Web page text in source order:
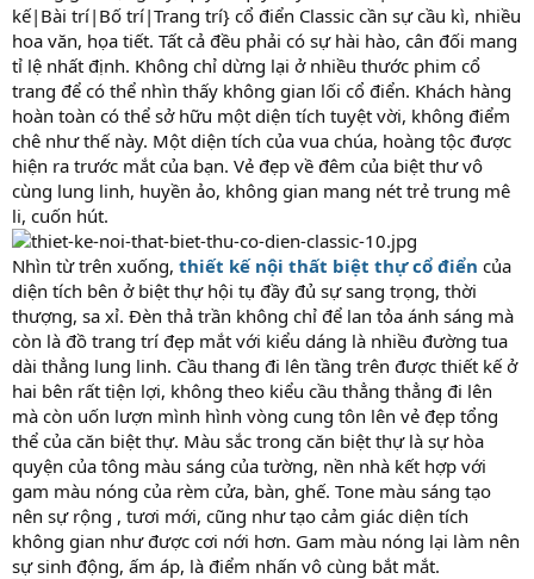
kế|Bài trí|Bố trí|Trang trí} cổ điển Classic cần sự cầu kì, nhiều
hoa văn, họa tiết. Tất cả đều phải có sự hài hào, cân đối mang
tỉ lệ nhất định. Không chỉ dừng lại ở nhiều thước phim cổ
trang để có thể nhìn thấy không gian lối cổ điển. Khách hàng
hoàn toàn có thể sở hữu một diện tích tuyệt vời, không điểm
chê như thế này. Một diện tích của vua chúa, hoàng tộc được
hiện ra trước mắt của bạn. Vẻ đẹp về đêm của biệt thư vô
cùng lung linh, huyền ảo, không gian mang nét trẻ trung mê
li, cuốn hút.
Nhìn từ trên xuống, thiết kế nội thất biệt thự cổ điển của
diện tích bên ở biệt thự hội tụ đầy đủ sự sang trọng, thời
thượng, sa xỉ. Đèn thả trần không chỉ để lan tỏa ánh sáng mà
còn là đồ trang trí đẹp mắt với kiểu dáng là nhiều đường tua
dài thẳng lung linh. Cầu thang đi lên tầng trên được thiết kế ở
hai bên rất tiện lợi, không theo kiểu cầu thẳng thẳng đi lên
mà còn uốn lượn mình hình vòng cung tôn lên vẻ đẹp tổng
thể của căn biệt thự. Màu sắc trong căn biệt thự là sự hòa
quyện của tông màu sáng của tường, nền nhà kết hợp với
gam màu nóng của rèm cửa, bàn, ghế. Tone màu sáng tạo
nên sự rộng , tươi mới, cũng như tạo cảm giác diện tích
không gian như được cơi nới hơn. Gam màu nóng lại làm nên
sự sinh động, ấm áp, là điểm nhấn vô cùng bắt mắt.